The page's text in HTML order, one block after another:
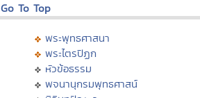
Go To Top
พระพุทธศาสนา
พระไตรปิฏก
หัวข้อธรรม
พจนานุกรมพุทธศาสน์